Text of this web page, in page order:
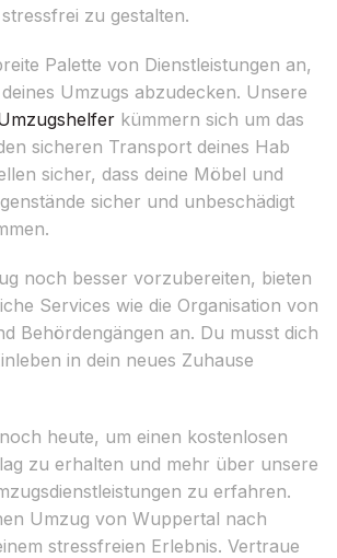
zu gestalten.
Palette von Dienstleistungen an,
Umzugs abzudecken. Unsere
kümmern sich um das
sicheren Transport deines Hab
sicher, dass deine Möbel und
sicher und unbeschädigt
noch besser vorzubereiten, bieten
Services wie die Organisation von
Behördengängen an. Du musst dich
in dein neues Zuhause
noch heute, um einen kostenlosen
zu erhalten und mehr über unsere
zu erfahren.
Umzug von Wuppertal nach
stressfreien Erlebnis. Vertraue